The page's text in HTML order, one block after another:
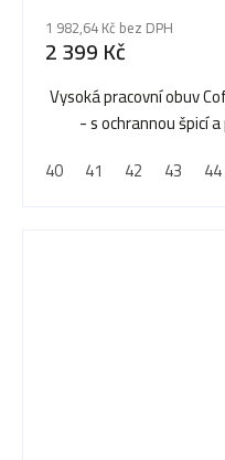
1 982,64 Kč bez DPH
2 399 Kč
Vysoká pracovní obuv
- s ochrannou špicí
40
41 42 43 44